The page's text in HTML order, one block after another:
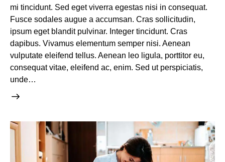
mi tincidunt. Sed eget viverra egestas nisi in consequat.
Fusce sodales augue a accumsan. Cras sollicitudin,
ipsum eget blandit pulvinar. Integer tincidunt. Cras
dapibus. Vivamus elementum semper nisi. Aenean
vulputate eleifend tellus. Aenean leo ligula, porttitor eu,
consequat vitae, eleifend ac, enim. Sed ut perspiciatis,
unde…